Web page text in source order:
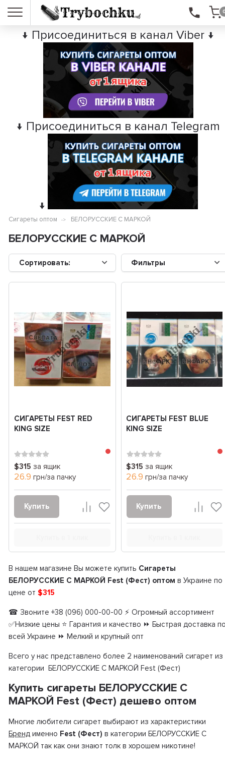
↓ Присоединиться в канал Viber ↓
↓ Присоединиться в канал Telegram
↓
Сигареты оптом БЕЛОРУССКИЕ С МАРКОЙ
БЕЛОРУССКИЕ С МАРКОЙ
Сортировать: Фильтры
СИГАРЕТЫ FEST RED
KING SIZE
$315 за ящик
26.9 грн/за пачку
Купить
СИГАРЕТЫ FEST BLUE
KING SIZE
$315 за ящик
26.9 грн/за пачку
Купить
В нашем магазине Вы можете купить Сигареты
БЕЛОРУССКИЕ С МАРКОЙ Fest (Фест) оптом в Украине по
цене от $315
☎ Звоните +38 (096) 000-00-00 ⚡ Огромный ассортимент
✅Низкие цены ⭐ Гарантия и качество ⏩ Быстрая доставка
всей Украине ⏩ Мелкий и крупный опт
Всего у нас представлено более 2 наименований сигарет из
категории БЕЛОРУССКИЕ С МАРКОЙ Fest (Фест)
Купить сигареты БЕЛОРУССКИЕ С
МАРКОЙ Fest (Фест) дешево оптом
Многие любители сигарет выбирают из характеристики
Брендименно Fest (Фест) в категории БЕЛОРУССКИЕ С
МАРКОЙ так как они знают толк в хорошем никотине!